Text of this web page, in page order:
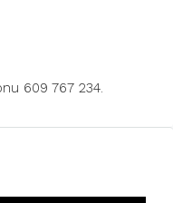
609 767 234.